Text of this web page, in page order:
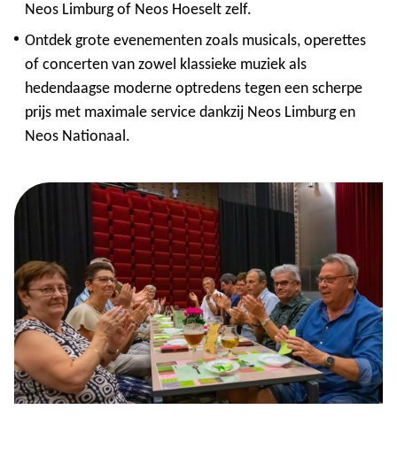
Neos Limburg of Neos Hoeselt zelf.
Ontdek grote evenementen zoals musicals, operettes
of concerten van zowel klassieke muziek als
hedendaagse moderne optredens tegen een scherpe
prijs met maximale service dankzij Neos Limburg en
Neos Nationaal.